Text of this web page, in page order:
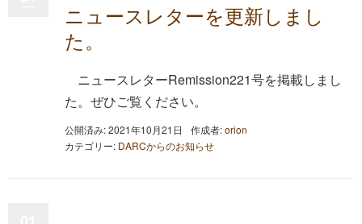
ニュースレターを更新しまし
た。
ニュースレターRemission221号を掲載しまし
た。ぜひご覧ください。
公開済み: 2021年10月21日 作成者:orion
カテゴリー: DARCからのお知らせ